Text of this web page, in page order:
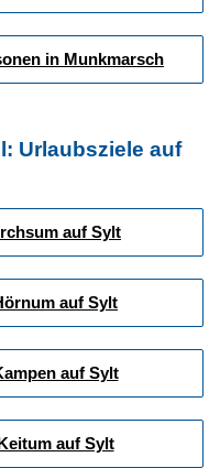
in Munkmarsch
Urlaubsziele auf
auf Sylt
auf Sylt
auf Sylt
auf Sylt